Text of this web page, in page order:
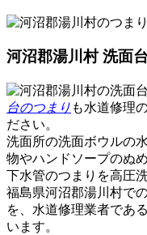
河沼郡湯川村 洗面
台のつまり も水道修理
ださい。
洗面所の洗面ボウルの
物やハンドソープのぬ
下水管のつまりを高圧
福島県河沼郡湯川村で
を、水道修理業者であ
います。